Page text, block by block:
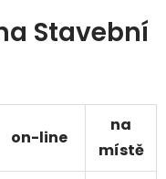
Stavební
on-line
na
místě